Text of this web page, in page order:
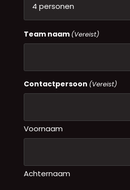
Team naam (Vereist)
Contactpersoon (Vereist)
Voornaam
Achternaam